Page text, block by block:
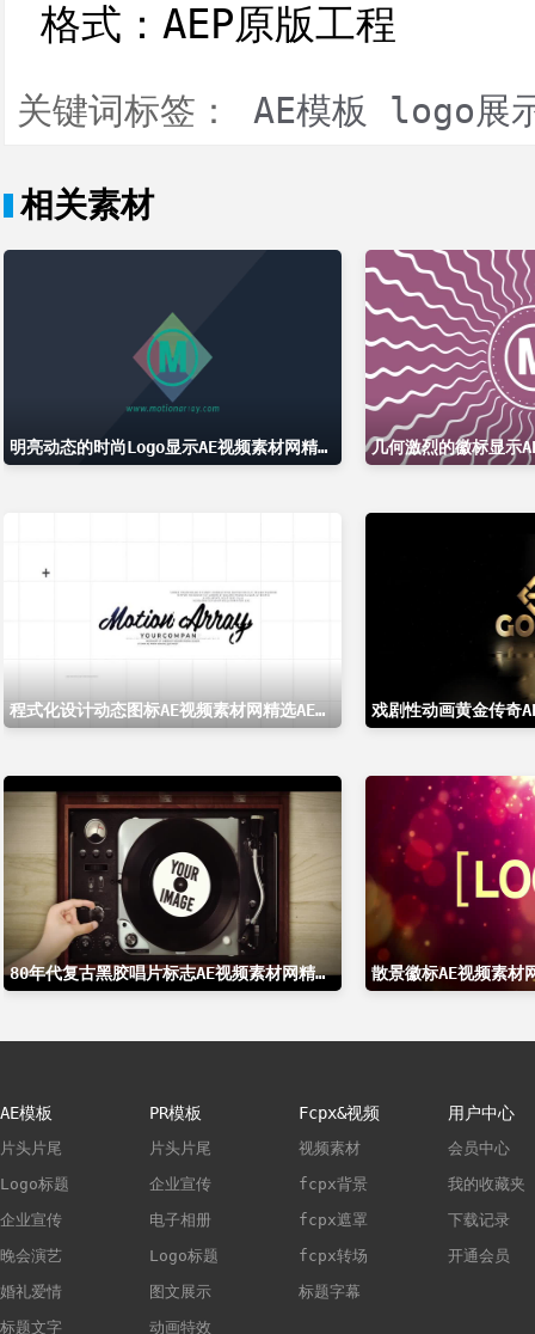
格式：AEP原版工程
关键词标签： AE模板 logo展
相关素材
明亮动态的时尚Logo显示AE视频素材网精选AE模板
程式化设计动态图标AE视频素材网精选AE模板
80年代复古黑胶唱片标志AE视频素材网精选AE模板 散景徽标AE视频素材
AE模板
片头片尾
Logo标题
企业宣传
晚会演艺
婚礼爱情
标题文字
PR模板
片头片尾
企业宣传
电子相册
Logo标题
图文展示
动画特效
Fcpx&视频
视频素材
fcpx背景
fcpx遮罩
fcpx转场
标题字幕
用户中心
会员中心
我的收藏夹
下载记录
开通会员